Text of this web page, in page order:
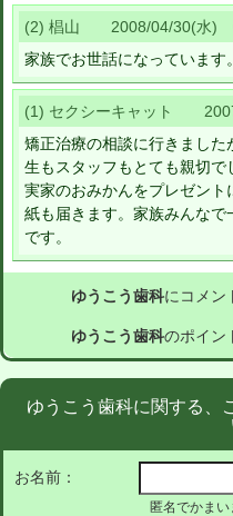
(2) 椙山 2008/04/30(水)
家族でお世話になっています
(1) セクシーキャット
矯正治療の相談に行きまし
生もスタッフもとても親切
実家のおみかんをプレゼン
紙も届きます。家族みんな
です。
ゆうこう歯科にコメン
ゆうこう歯科のポイン
ゆうこう歯科に関する、
お名前：
匿名でかまい